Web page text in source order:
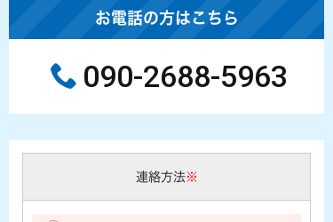
お電話の方はこちら
090-2688-5963
連絡方法※